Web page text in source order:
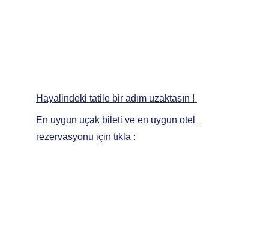
Hayalindeki tatile bir adım uzaktasın !
En uygun uçak bileti ve en uygun otel
rezervasyonu için tıkla :